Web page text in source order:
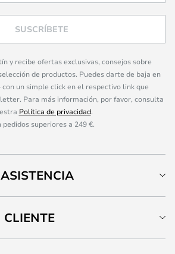
SUSCRÍBETE
y recibe ofertas exclusivas, consejos sobre
de productos. Puedes darte de baja en
un simple click en el respectivo link que
Para más información, por favor, consulta
Política de privacidad.
pedidos superiores a 249 €.